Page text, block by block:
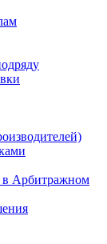
в Арбитражном